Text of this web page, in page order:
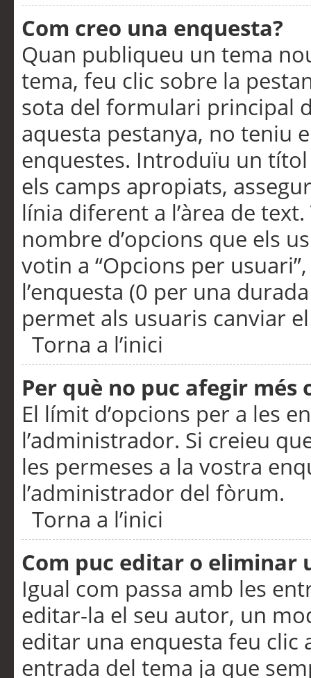
Com creo una enquesta?
Quan publiqueu un tema
tema, feu clic sobre la
sota del formulari principal
aquesta pestanya, no teniu
enquestes. Introduïu un
els camps apropiats,
línia diferent a l’àrea de
nombre d’opcions que els
votin a “Opcions per
l’enquesta (0 per una
permet als usuaris canviar
Torna a l’inici
Per què no puc afegir més
El límit d’opcions per a les
l’administrador. Si creieu
les permeses a la vostra
l’administrador del fòrum.
Torna a l’inici
Com puc editar o eliminar
Igual com passa amb les
editar-la el seu autor, un
editar una enquesta feu clic
entrada del tema ja que